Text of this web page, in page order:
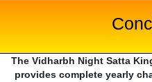
The Vidharbh Night Satta
provides complete yearly